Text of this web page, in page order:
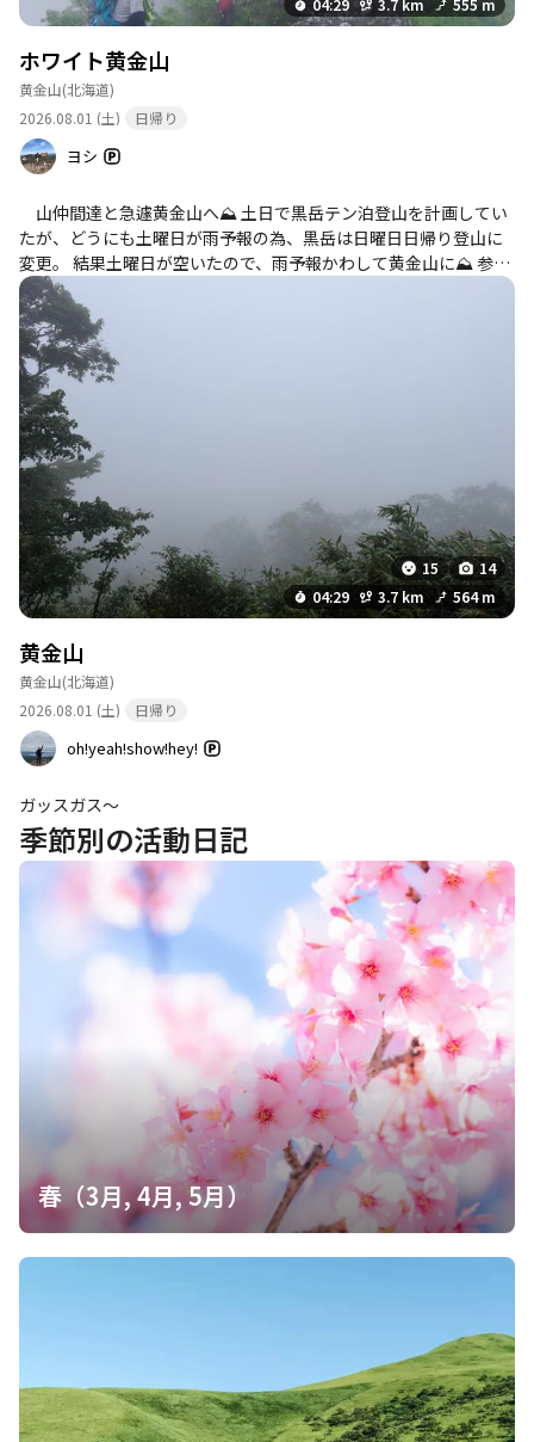
04:29
3.7 km 555 m
ホワイト黄金山
黄金山(北海道)
2026.08.01 (土)
日帰り
ヨシ
山仲間達と急遽黄金山へ⛰️ 土日で黒岳テン泊登山を計画してい
たが、どうにも土曜日が雨予報の為、黒岳は日曜日日帰り登山に
変更。 結果土曜日が空いたので、雨予報かわして黄金山に⛰️ 参加
者達と07:40登山口に集合し、08:00登山開始。 集合前は霧雨が降
っていたが、登山中雨は降らなかった。 中腹からは雲の中、常に
ホワイト☁️ 山頂からの景色は無かったが、そのかわりに涼しくて
登りやすい登山だった。
15
14
04:29
3.7 km 564 m
黄金山
黄金山(北海道)
2026.08.01 (土)
日帰り
oh!yeah!show!hey!
ガッスガス〜
季節別の活動日記
春（3月, 4月, 5月）